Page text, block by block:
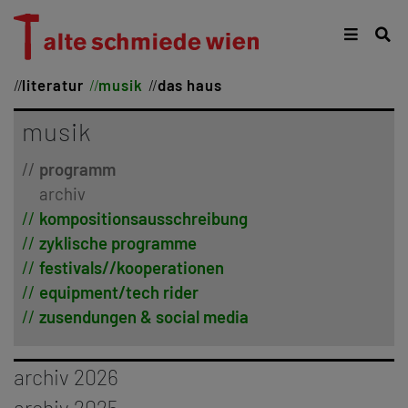
literatur musik das haus
musik
programm
archiv
kompositionsausschreibung
zyklische programme
festivals//kooperationen
equipment/tech rider
zusendungen & social media
archiv 2026